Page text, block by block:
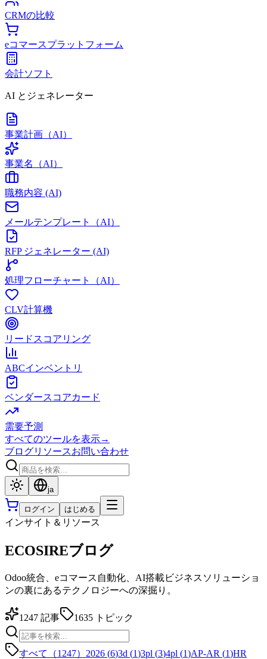
CRMの比較
eコマースプラットフォーム
会計ソフト
AI とジェネレーター
事業計画（AI）
事業名（AI）
職務内容 (AI)
メールテンプレート（AI）
RFP ジェネレーター (AI)
処理フローチャート（AI）
CLV計算機
リードスコアリング
ABCインベントリ
ベンダースコアカード
需要予測
すべてのツールを表示→
ブログリソースお問い合わせ
ja
ログイン はじめる
インサイト＆リソース
ECOSIREブログ
Odoo統合、eコマース自動化、AI搭載ビジネスソリューショ
ンの裏にあるテクノロジーへの深掘り。
1247 記事 1635 トピック
すべて（1247） 2026 (6)3d (1)3pl (3)4pl (1)AP-AR (1)HR